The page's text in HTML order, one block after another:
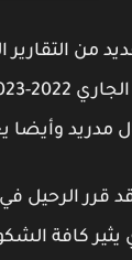
من
وأيضا يعتبر
قرر الرحيل
يثير كافة